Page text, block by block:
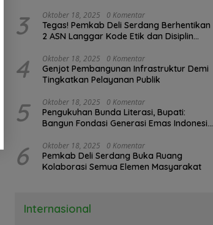
3 Oktober 18, 2025 0 Komentar
Tegas! Pemkab Deli Serdang Berhentikan
2 ASN Langgar Kode Etik dan Disiplin
4 Oktober 18, 2025 0 Komentar
Genjot Pembangunan Infrastruktur Demi
Tingkatkan Pelayanan Publik
5 Oktober 18, 2025 0 Komentar
Pengukuhan Bunda Literasi, Bupati:
Bangun Fondasi Generasi Emas Indonesia
6 Oktober 18, 2025 0 Komentar
Pemkab Deli Serdang Buka Ruang
Kolaborasi Semua Elemen Masyarakat
Internasional